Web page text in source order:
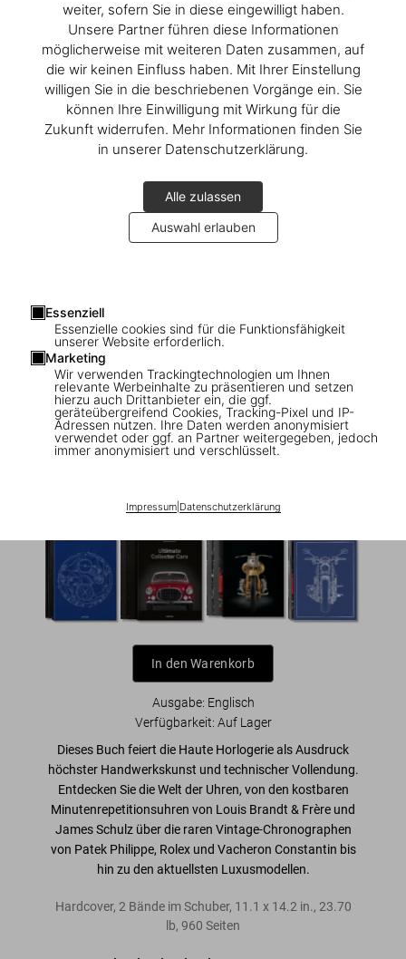
weiter, sofern Sie in diese eingewilligt haben.
Unsere Partner führen diese Informationen
möglicherweise mit weiteren Daten zusammen, auf
die wir keinen Einfluss haben. Mit Ihrer Einstellung
willigen Sie in die beschriebenen Vorgänge ein. Sie
können Ihre Einwilligung mit Wirkung für die
Zukunft widerrufen. Mehr Informationen finden Sie
in unserer Datenschutzerklärung.
Alle zulassen
Auswahl erlauben
Essenziell
Essenzielle cookies sind für die Funktionsfähigkeit
unserer Website erforderlich.
Marketing
Wir verwenden Trackingtechnologien um Ihnen
relevante Werbeinhalte zu präsentieren und setzen
hierzu auch Drittanbieter ein, die ggf.
geräteübergreifend Cookies, Tracking-Pixel und IP-
Adressen nutzen. Ihre Daten werden anonymisiert
verwendet oder ggf. an Partner weitergegeben, jedoch
immer anonymisiert und verschlüsselt.
Impressum| Datenschutzerklärung
1/50
XL
Ultimate Collector Watches
In den Warenkorb
Ausgabe: Englisch
Verfügbarkeit: Auf Lager
Dieses Buch feiert die Haute Horlogerieals Ausdruck
höchster Handwerkskunst und technischer Vollendung.
Entdecken Sie die Welt der Uhren, von den kostbaren
Minutenrepetitionsuhren von Louis Brandt & Frère und
James Schulz über die raren Vintage-Chronographen
von Patek Philippe, Rolex und Vacheron Constantin bis
hin zu den aktuellsten Luxusmodellen.
Hardcover, 2 Bände im Schuber, 11.1 x 14.2 in., 23.70
lb, 960 Seiten